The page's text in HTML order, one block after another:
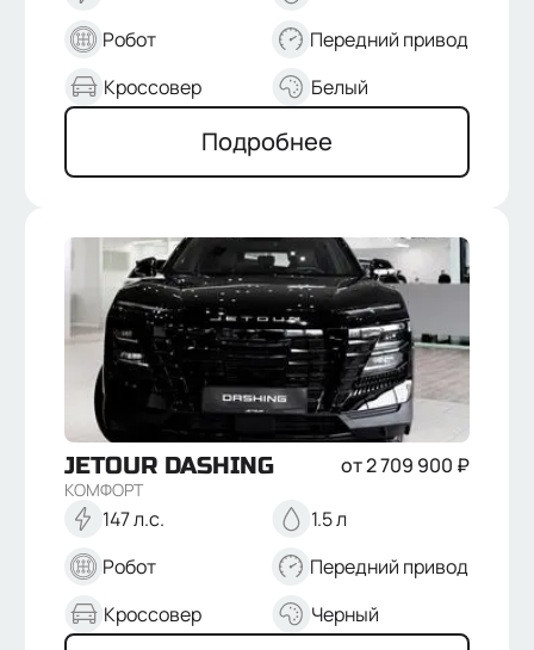
Отправить
Нажимая кнопку “Отправить”, я соглашаюсь на
обработку персональных данных
Робот
Передний привод
Кроссовер
Белый
Подробнее
JETOUR DASHING от2 709 900 ₽
КОМФОРТ
147 л.с.
1.5 л
Робот
Передний привод
Кроссовер
Черный